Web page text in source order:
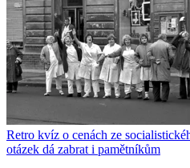
Retro kvíz o cenách ze
otázek dá zabrat i pamětníkům